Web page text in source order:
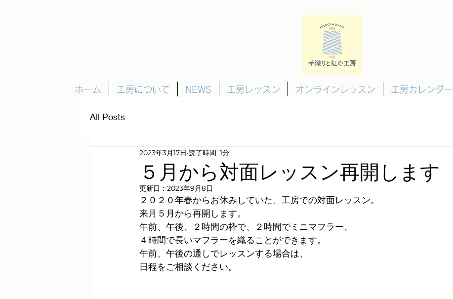
ホーム 工房について NEWS 工房レッスン オンラインレッスン 工房カレンダー
All Posts
５月から対面レッスン再開します
2023年3月17日 読了時間: 1分
更新日： 2023年9月8日
２０２０年春からお休みしていた、工房での対面レッスン。
来月５月から再開します。
午前、午後、２時間の枠で、２時間でミニマフラー、
４時間で長いマフラーを織ることができます。
午前、午後の通しでレッスンする場合は、
日程をご相談ください。